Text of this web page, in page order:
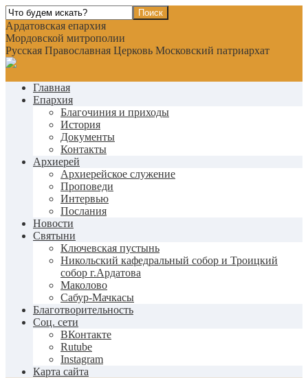
Ардатовская епархия
Мордовской митрополии
Русская Православная Церковь Московский патриархат
Главная
Епархия
Благочиния и приходы
История
Документы
Контакты
Архиерей
Архиерейское служение
Проповеди
Интервью
Послания
Новости
Святыни
Ключевская пустынь
Никольский кафедральный собор и Троицкий
собор г.Ардатова
Маколово
Сабур-Мачкасы
Благотворительность
Соц. сети
ВКонтакте
Rutube
Instagram
Карта сайта